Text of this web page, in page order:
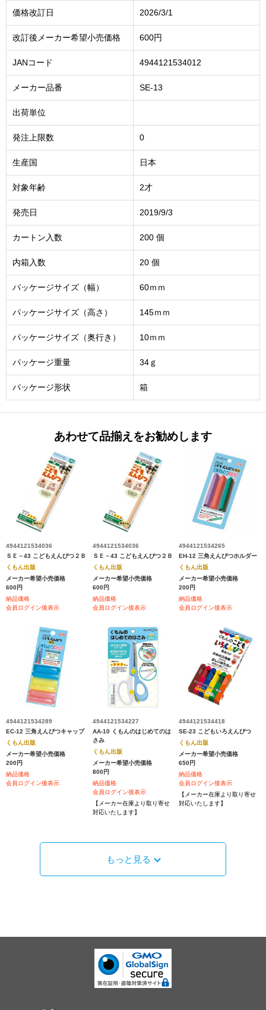
価格改訂日 2026/3/1
改訂後メーカー希望小売価格 600円
JANコード 4944121534012
メーカー品番 SE-13
出荷単位
発注上限数 0
生産国 日本
対象年齢 2才
発売日 2019/9/3
カートン入数 200 個
内箱入数 20 個
パッケージサイズ（幅） 60ｍｍ
パッケージサイズ（高さ） 145ｍｍ
パッケージサイズ（奥行き） 10ｍｍ
パッケージ重量 34ｇ
パッケージ形状 箱
あわせて品揃えをお勧めします
4944121534036
ＳＥ－43 こどもえんぴつ２Ｂ
くもん出版
メーカー希望小売価格
600円
納品価格
会員ログイン後表示
4944121534036
ＳＥ－43 こどもえんぴつ２Ｂ
くもん出版
メーカー希望小売価格
600円
納品価格
会員ログイン後表示
4944121534265
EH-12 三角えんぴつホルダー
くもん出版
メーカー希望小売価格
200円
納品価格
会員ログイン後表示
4944121534289
EC-12 三角えんぴつキャップ
くもん出版
メーカー希望小売価格
200円
納品価格
会員ログイン後表示
4944121534227
AA-10 くもんのはじめてのは
さみ
くもん出版
メーカー希望小売価格
800円
納品価格
会員ログイン後表示
【メーカー在庫より取り寄せ
対応いたします】
4944121534418
SE-23 こどもいろえんぴつ
くもん出版
メーカー希望小売価格
650円
納品価格
会員ログイン後表示
【メーカー在庫より取り寄せ
対応いたします】
もっと見る